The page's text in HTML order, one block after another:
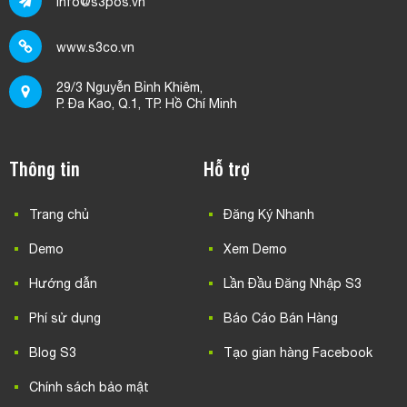
www.s3co.vn
29/3 Nguyễn Bỉnh Khiêm,
P. Đa Kao, Q.1, TP. Hồ Chí Minh
Thông tin
Trang chủ
Demo
Hướng dẫn
Phí sử dụng
Blog S3
Chính sách bảo mật
Hỗ trợ
Đăng Ký Nhanh
Xem Demo
Lần Đầu Đăng Nhập S3
Báo Cáo Bán Hàng
Tạo gian hàng Facebook